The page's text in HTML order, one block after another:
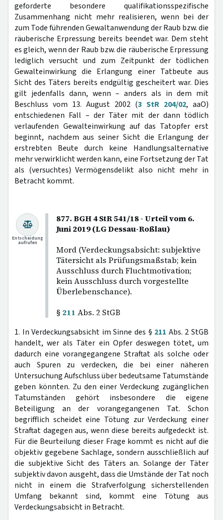
geforderte besondere qualifikationsspezifische
Zusammenhang nicht mehr realisieren, wenn bei der
zum Tode führenden Gewaltanwendung der Raub bzw. die
räuberische Erpressung bereits beendet war. Dem steht
es gleich, wenn der Raub bzw. die räuberische Erpressung
lediglich versucht und zum Zeitpunkt der tödlichen
Gewalteinwirkung die Erlangung einer Tatbeute aus
Sicht des Täters bereits endgültig gescheitert war. Dies
gilt jedenfalls dann, wenn – anders als in dem mit
Beschluss vom 13. August 2002 (3 StR 204/02, aaO)
entschiedenen Fall – der Täter mit der dann tödlich
verlaufenden Gewalteinwirkung auf das Tatopfer erst
beginnt, nachdem aus seiner Sicht die Erlangung der
erstrebten Beute durch keine Handlungsalternative
mehr verwirklicht werden kann, eine Fortsetzung der Tat
als (versuchtes) Vermögensdelikt also nicht mehr in
Betracht kommt.
877. BGH 4 StR 541/18 - Urteil vom 6.
Juni 2019 (LG Dessau-Roßlau)
Mord (Verdeckungsabsicht: subjektive
Tätersicht als Prüfungsmaßstab; kein
Ausschluss durch Fluchtmotivation;
kein Ausschluss durch vorgestellte
Überlebenschance).
§ 211 Abs. 2 StGB
Entscheidung
aufrufen
1. In Verdeckungsabsicht im Sinne des § 211 Abs. 2 StGB
handelt, wer als Täter ein Opfer deswegen tötet, um
dadurch eine vorangegangene Straftat als solche oder
auch Spuren zu verdecken, die bei einer näheren
Untersuchung Aufschluss über bedeutsame Tatumstände
geben könnten. Zu den einer Verdeckung zugänglichen
Tatumständen gehört insbesondere die eigene
Beteiligung an der vorangegangenen Tat. Schon
begrifflich scheidet eine Tötung zur Verdeckung einer
Straftat dagegen aus, wenn diese bereits aufgedeckt ist.
Für die Beurteilung dieser Frage kommt es nicht auf die
objektiv gegebene Sachlage, sondern ausschließlich auf
die subjektive Sicht des Täters an. Solange der Täter
subjektiv davon ausgeht, dass die Umstände der Tat noch
nicht in einem die Strafverfolgung sicherstellenden
Umfang bekannt sind, kommt eine Tötung aus
Verdeckungsabsicht in Betracht.